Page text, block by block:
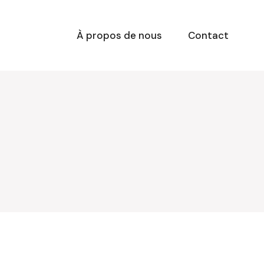
À propos de nous
Contact